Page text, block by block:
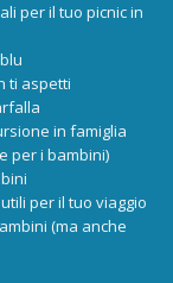
per il tuo picnic in
ti aspetti
in famiglia
per i bambini)
per il tuo viaggio
(ma anche